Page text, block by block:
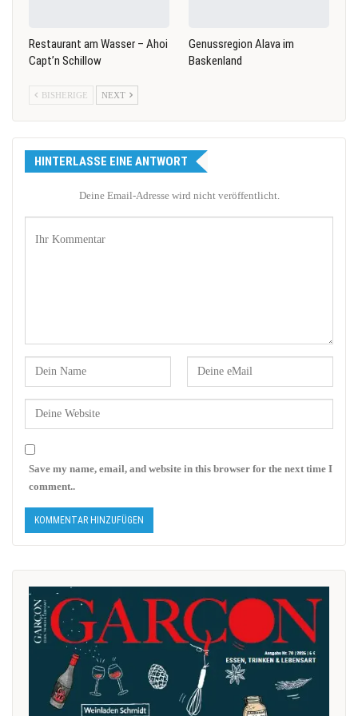
Restaurant am Wasser – Ahoi
Capt’n Schillow
Genussregion Alava im
Baskenland
BISHERIGE NEXT
HINTERLASSE EINE ANTWORT
Deine Email-Adresse wird nicht veröffentlicht.
Save my name, email, and website in this browser for the next time I
comment..